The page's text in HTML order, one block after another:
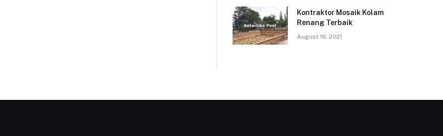
Kontraktor Mosaik Kolam
Renang Terbaik
August 18, 2021